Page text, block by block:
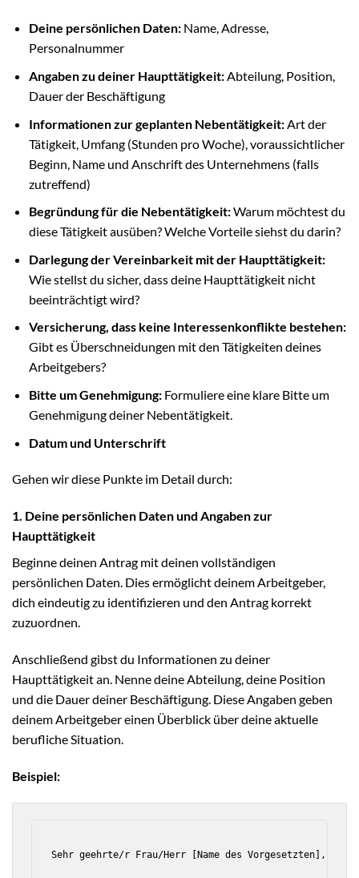
Deine persönlichen Daten:Name, Adresse,
Personalnummer
Angaben zu deiner Haupttätigkeit:Abteilung, Position,
Dauer der Beschäftigung
Informationen zur geplanten Nebentätigkeit:Art der
Tätigkeit, Umfang (Stunden pro Woche), voraussichtlicher
Beginn, Name und Anschrift des Unternehmens (falls
zutreffend)
Begründung für die Nebentätigkeit:Warum möchtest du
diese Tätigkeit ausüben? Welche Vorteile siehst du darin?
Darlegung der Vereinbarkeit mit der Haupttätigkeit:
Wie stellst du sicher, dass deine Haupttätigkeit nicht
beeinträchtigt wird?
Versicherung, dass keine Interessenkonflikte bestehen:
Gibt es Überschneidungen mit den Tätigkeiten deines
Arbeitgebers?
Bitte um Genehmigung:Formuliere eine klare Bitte um
Genehmigung deiner Nebentätigkeit.
Datum und Unterschrift
Gehen wir diese Punkte im Detail durch:
1. Deine persönlichen Daten und Angaben zur
Haupttätigkeit
Beginne deinen Antrag mit deinen vollständigen
persönlichen Daten. Dies ermöglicht deinem Arbeitgeber,
dich eindeutig zu identifizieren und den Antrag korrekt
zuzuordnen.
Anschließend gibst du Informationen zu deiner
Haupttätigkeit an. Nenne deine Abteilung, deine Position
und die Dauer deiner Beschäftigung. Diese Angaben geben
deinem Arbeitgeber einen Überblick über deine aktuelle
berufliche Situation.
Beispiel:
Sehr geehrte/r Frau/Herr [Name des Vorgesetzten],